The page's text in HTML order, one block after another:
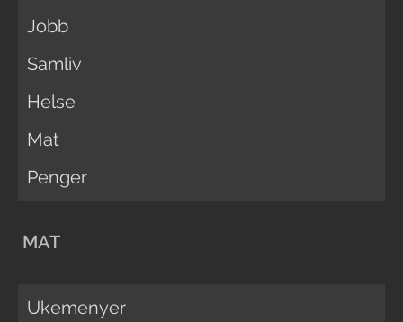
Jobb
Samliv
Helse
Mat
Penger
MAT
Ukemenyer